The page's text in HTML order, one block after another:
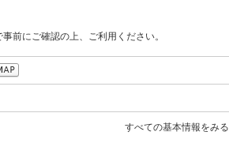
前にご確認の上、ご利用ください。
すべての基本情報をみる